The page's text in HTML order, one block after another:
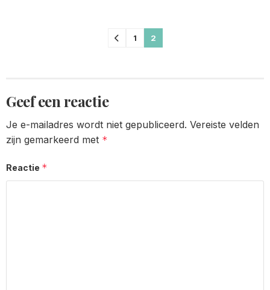
1 2
Geef een reactie
Je e-mailadres wordt niet gepubliceerd. Vereiste velden
zijn gemarkeerd met *
Reactie *